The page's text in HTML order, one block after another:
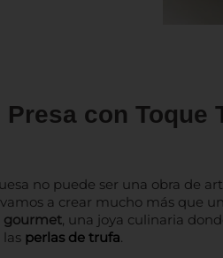
con Toque
no puede ser una obra de
a crear mucho más que
gourmet , una joya culinaria
perlas de trufa